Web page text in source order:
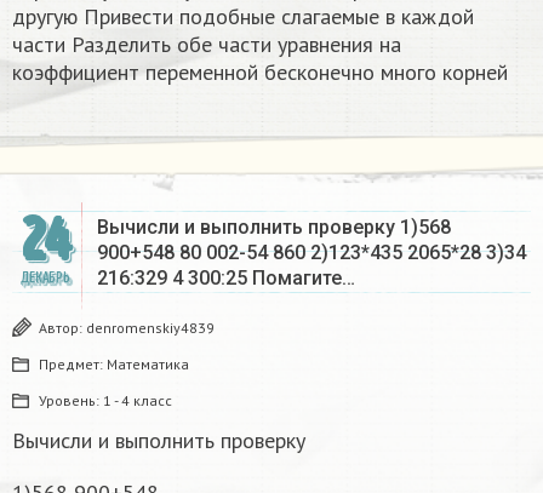
другую Привести подобные слагаемые в каждой
части Разделить обе части уравнения на
коэффициент переменной бесконечно много корней​
24
ДЕКАБРЬ
Вычисли и выполнить проверку 1)568
900+548 80 002-54 860 2)123*435 2065*28 3)34
216:329 4 300:25 Помагите…
Автор: denromenskiy4839
Предмет: Математика
Уровень: 1 - 4 класс
Вычисли и выполнить проверку